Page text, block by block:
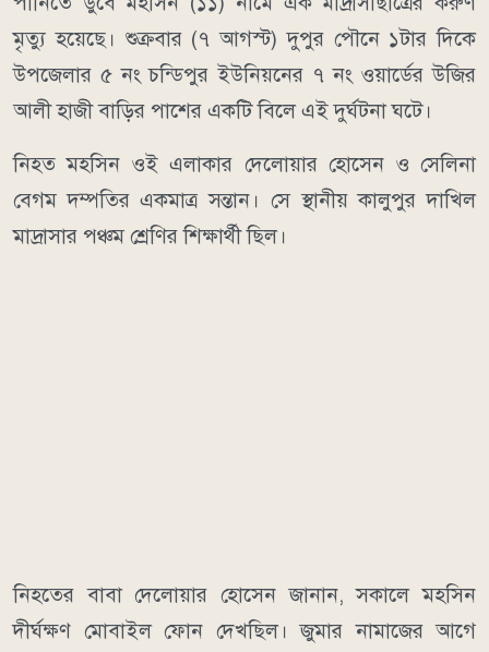
মৃত্যু হয়েছে। শুক্রবার (৭ আগস্ট) দুপুর পৌনে ১টার দিকে
উপজেলার ৫ নং চন্ডিপুর ইউনিয়নের ৭ নং ওয়ার্ডের উজির
আলী হাজী বাড়ির পাশের একটি বিলে এই দুর্ঘটনা ঘটে।
নিহত মহসিন ওই এলাকার দেলোয়ার হোসেন ও সেলিনা
বেগম দম্পতির একমাত্র সন্তান। সে স্থানীয় কালুপুর দাখিল
মাদ্রাসার পঞ্চম শ্রেণির শিক্ষার্থী ছিল।
নিহতের বাবা দেলোয়ার হোসেন জানান, সকালে মহসিন
দীর্ঘক্ষণ মোবাইল ফোন দেখছিল। জুমার নামাজের আগে